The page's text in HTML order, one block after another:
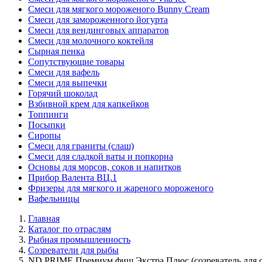
Смеси для мягкого мороженого Bunny Cream
Смеси для замороженного йогурта
Смеси для вендинговых аппаратов
Смеси для молочного коктейля
Сырная пенка
Сопутствующие товары
Смеси для вафель
Смеси для выпечки
Горячий шоколад
Взбивной крем для капкейков
Топпинги
Посыпки
Сиропы
Смеси для граниты (слаш)
Смеси для сладкой ваты и попкорна
Основы для морсов, соков и напитков
Прибор Валента ВЦ.1
Фризеры для мягкого и жареного мороженого
Вафельницы
Главная
Каталог по отраслям
Рыбная промышленность
Созреватели для рыбы